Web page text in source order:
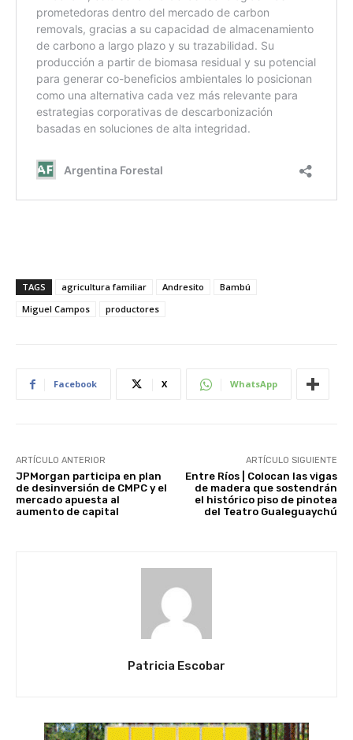
TAGS agricultura familiar Andresito
Bambú
Miguel Campos
productores
Facebook X WhatsApp
ARTÍCULO ANTERIOR
JPMorgan participa en plan
de desinversión de CMPC y el
mercado apuesta al
aumento de capital
ARTÍCULO SIGUIENTE
Entre Ríos | Colocan las vigas
de madera que sostendrán
el histórico piso de pinotea
del Teatro Gualeguaychú
Patricia Escobar